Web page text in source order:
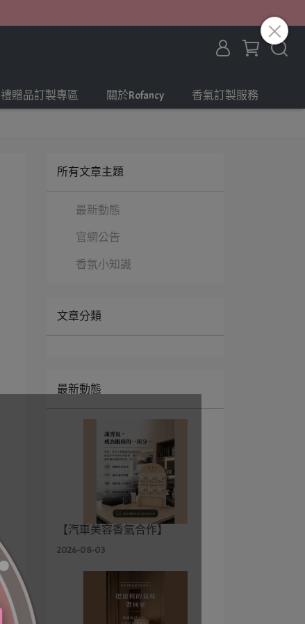
禮贈品訂製專區 關於Rofancy 香氣訂製服務
所有文章主題
最新動態
官網公告
香氛小知識
文章分類
最新動態
【汽車美容香氣合作】
2026-08-03